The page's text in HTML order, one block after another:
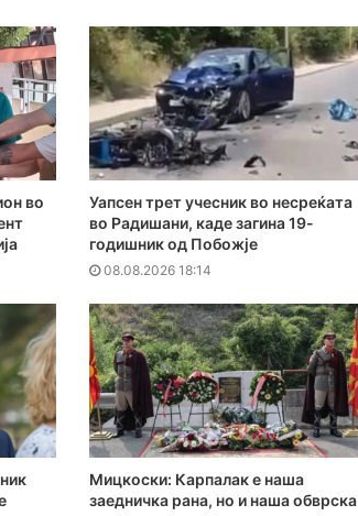
во
Уапсен трет учесник во несреќата
во Радишани, каде загина 19-
годишник од Побожје
08.08.2026 18:14
Мицкоски: Карпалак е наша
заедничка рана, но и наша обврска